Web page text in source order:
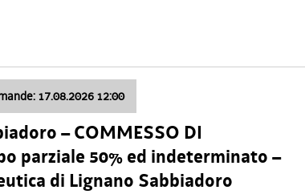
17.08.2026 12:00
– COMMESSO DI
parziale 50% ed indeterminato –
di Lignano Sabbiadoro